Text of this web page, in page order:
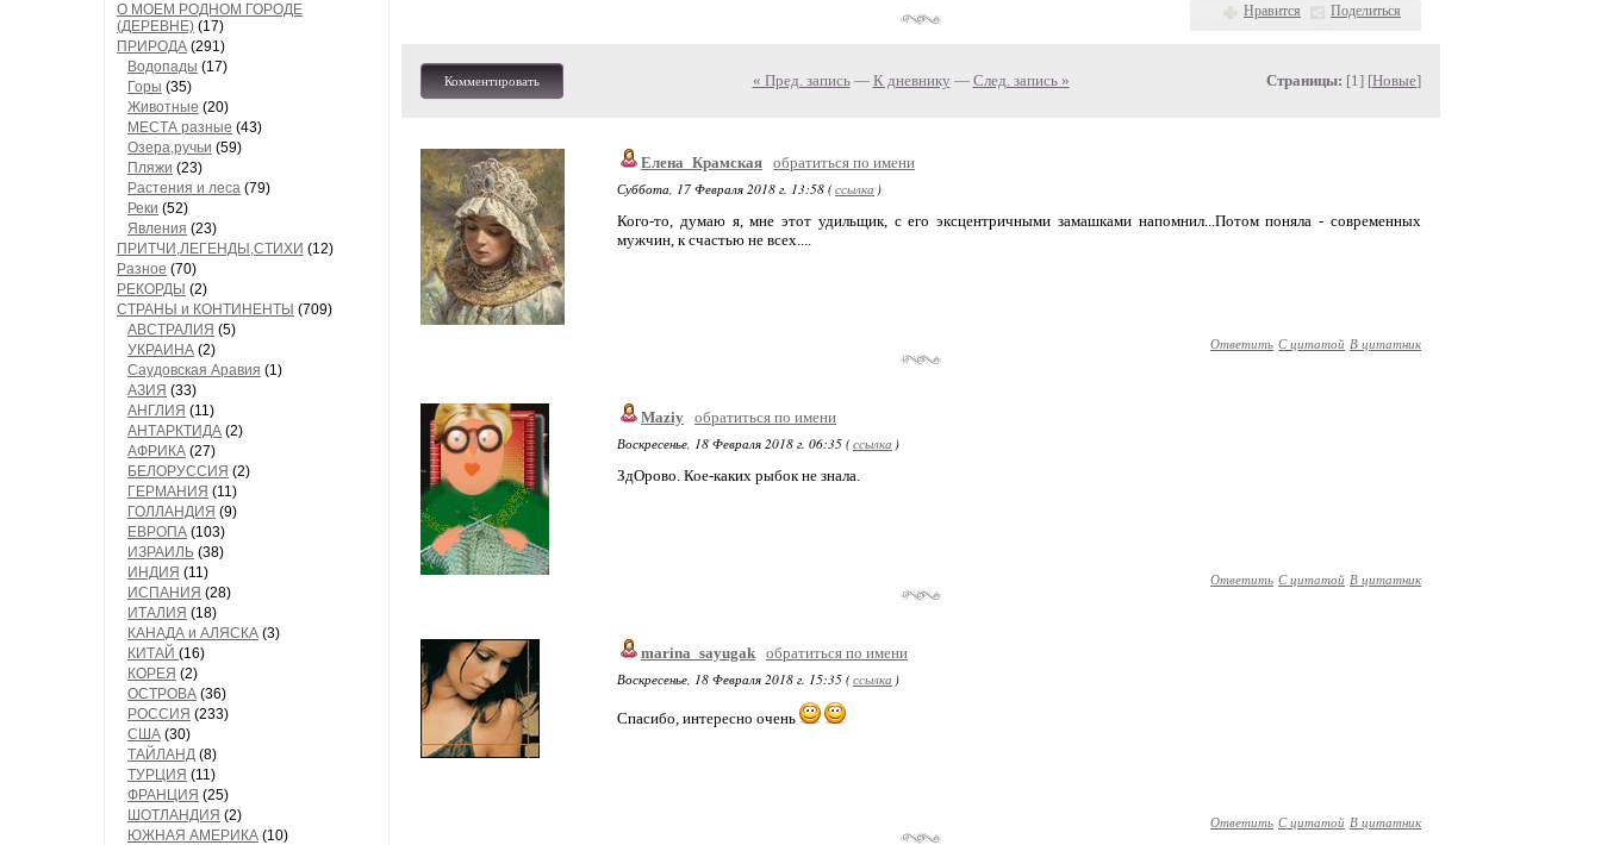
О МОЕМ РОДНОМ ГОРОДЕ
(ДЕРЕВНЕ) (17)
ПРИРОДА (291)
Водопады (17)
Горы (35)
Животные (20)
МЕСТА разные (43)
Озера,ручьи (59)
Пляжи (23)
Растения и леса (79)
Реки (52)
Явления (23)
ПРИТЧИ,ЛЕГЕНДЫ,СТИХИ (12)
Разное (70)
РЕКОРДЫ (2)
СТРАНЫ и КОНТИНЕНТЫ (709)
АВСТРАЛИЯ (5)
УКРАИНА (2)
Саудовская Аравия (1)
АЗИЯ (33)
АНГЛИЯ (11)
АНТАРКТИДА (2)
АФРИКА (27)
БЕЛОРУССИЯ (2)
ГЕРМАНИЯ (11)
ГОЛЛАНДИЯ (9)
ЕВРОПА (103)
ИЗРАИЛЬ (38)
ИНДИЯ (11)
ИСПАНИЯ (28)
ИТАЛИЯ (18)
КАНАДА и АЛЯСКА (3)
КИТАЙ (16)
КОРЕЯ (2)
ОСТРОВА (36)
РОССИЯ (233)
США (30)
ТАЙЛАНД (8)
ТУРЦИЯ (11)
ФРАНЦИЯ (25)
ШОТЛАНДИЯ (2)
ЮЖНАЯ АМЕРИКА (10)
Нравится Поделиться
Комментировать « Пред. запись— К дневнику — След. запись » Страницы: [1] [Новые]
Елена_Крамская обратиться по имени
Суббота, 17 Февраля 2018 г. 13:58 (ссылка )
Кого-то, думаю я, мне этот удильщик, с его эксцентричными замашками напомнил...Потом поняла - современных
мужчин, к счастью не всех....
Ответить С цитатой В цитатник
Maziy обратиться по имени
Воскресенье, 18 Февраля 2018 г. 06:35 (ссылка )
ЗдОрово. Кое-каких рыбок не знала.
Ответить С цитатой В цитатник
marina_sayugak обратиться по имени
Воскресенье, 18 Февраля 2018 г. 15:35 (ссылка )
Спасибо, интересно очень
Ответить С цитатой В цитатник